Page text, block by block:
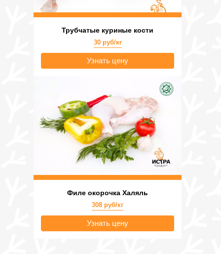
Трубчатые куриные кости
30 руб/кг
Узнать цену
Филе окорочка Халяль
308 руб/кг
Узнать цену